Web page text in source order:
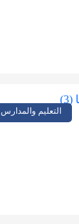
التعليم والمدارس